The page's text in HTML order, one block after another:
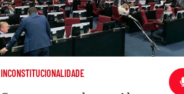
INCONSTITUCIONALIDADE